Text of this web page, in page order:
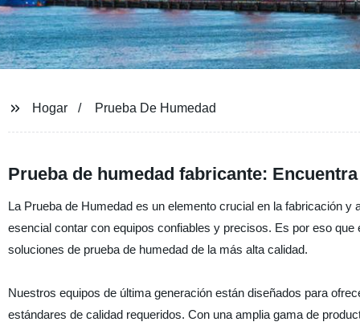
Hogar Prueba De Humedad
Prueba de humedad fabricante:
La Prueba de Humedad es un elemento crucial en la fabricación
esencial contar con equipos confiables y precisos. Es por eso
soluciones de prueba de humedad de la más alta calidad.
Nuestros equipos de última generación están diseñados para
estándares de calidad requeridos. Con una amplia gama de